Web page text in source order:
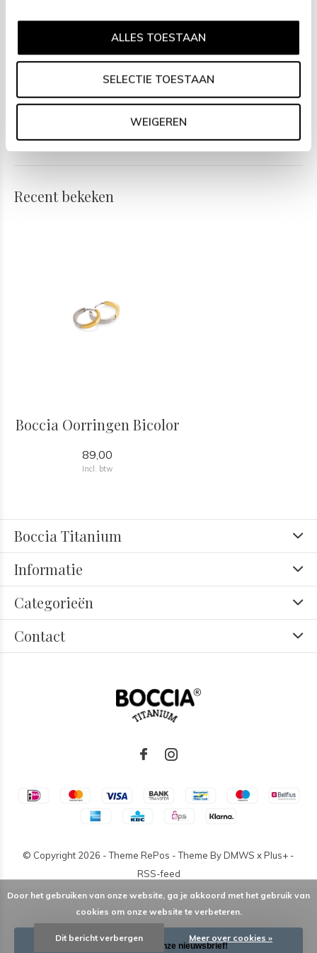
ALLES TOESTAAN
SELECTIE TOESTAAN
WEIGEREN
- Puur titanium
- Bicolor
- 14,5mm
Recent bekeken
Boccia Oorringen Bicolor
89,00
Incl. btw
Boccia Titanium
Informatie
Categorieën
Contact
© Copyright 2026 - Theme RePos - Theme ByDMWS xPlus+ -
RSS-feed
Door het gebruiken van onze website, ga je akkoord met het gebruik van
cookies om onze website te verbeteren.
Dit bericht verbergen Meer over cookies »
Schrijf je in voor onze nieuwsbrief!